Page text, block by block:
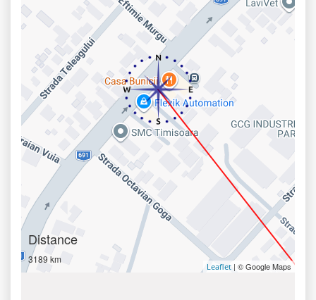
Distance
3189 km
Leaflet | © Google Maps